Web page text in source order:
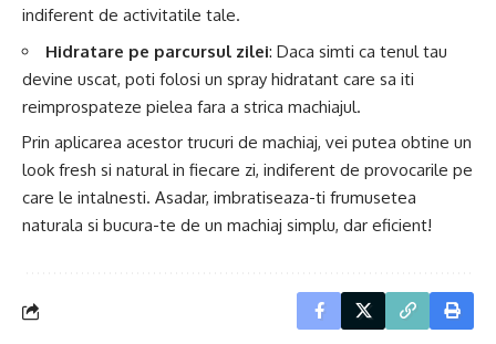
indiferent de activitatile tale.
Hidratare pe parcursul zilei: Daca simti ca tenul tau
devine uscat, poti folosi un spray hidratant care sa iti
reimprospateze pielea fara a strica machiajul.
Prin aplicarea acestor trucuri de machiaj, vei putea obtine un
look fresh si natural in fiecare zi, indiferent de provocarile pe
care le intalnesti. Asadar, imbratiseaza-ti frumusetea
naturala si bucura-te de un machiaj simplu, dar eficient!